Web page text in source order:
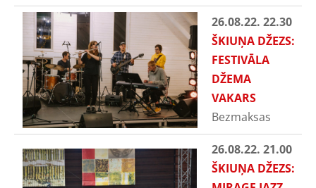
26.08.22. 22.30
ŠKIUŅA DŽEZS:
FESTIVĀLA
DŽEMA
VAKARS
Bezmaksas
26.08.22. 21.00
ŠKIUŅA DŽEZS: